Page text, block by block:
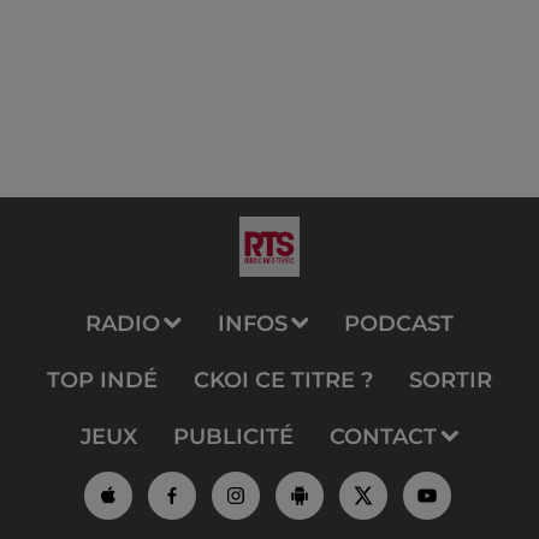
RADIO INFOS PODCAST
TOP INDÉ CKOI CE TITRE ? SORTIR
JEUX PUBLICITÉ CONTACT